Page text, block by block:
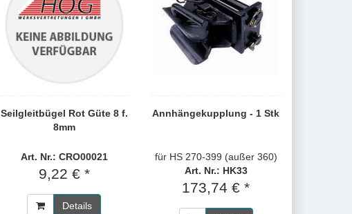
Seilgleitbügel Rot Güte 8 f.
8mm
Art. Nr.: CRO00021
9,22 € *
Details
Annhängekupplung - 1 Stk
für HS 270-399 (außer 360)
Art. Nr.: HK33
173,74 € *